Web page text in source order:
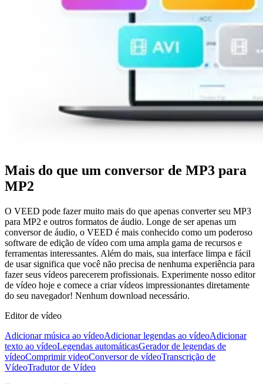
Mais do que um conversor de MP3 para
MP2
O VEED pode fazer muito mais do que apenas converter seu MP3
para MP2 e outros formatos de áudio. Longe de ser apenas um
conversor de áudio, o VEED é mais conhecido como um poderoso
software de edição de vídeo com uma ampla gama de recursos e
ferramentas interessantes. Além do mais, sua interface limpa e fácil
de usar significa que você não precisa de nenhuma experiência para
fazer seus vídeos parecerem profissionais. Experimente nosso editor
de vídeo hoje e comece a criar vídeos impressionantes diretamente
do seu navegador! Nenhum download necessário.
Editor de vídeo
Adicionar música ao vídeoAdicionar legendas ao vídeoAdicionar
texto ao vídeoLegendas automáticasGerador de legendas de
vídeoComprimir videoConversor de vídeoTranscrição de
VídeoTradutor de Vídeo